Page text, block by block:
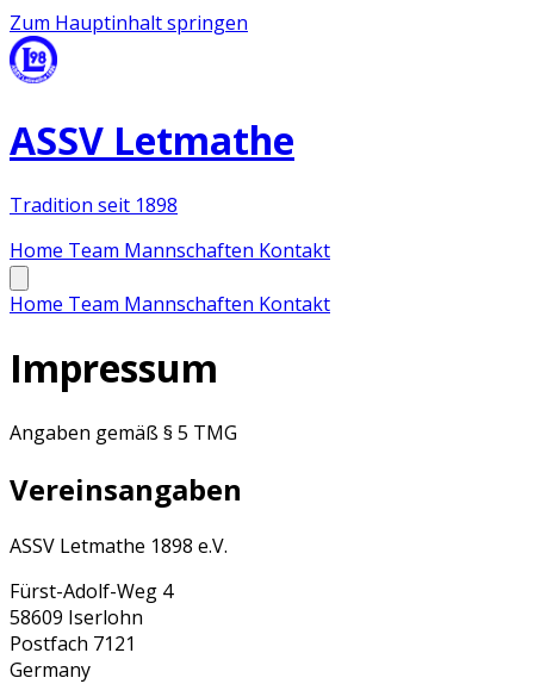
Zum Hauptinhalt springen
ASSV Letmathe
Tradition seit 1898
Home Team Mannschaften Kontakt
Home Team Mannschaften Kontakt
Impressum
Angaben gemäß § 5 TMG
Vereinsangaben
ASSV Letmathe 1898 e.V.
Fürst-Adolf-Weg 4
58609 Iserlohn
Postfach 7121
Germany